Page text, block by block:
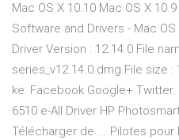
Mac OS X 10.10 Mac OS X
Software and Drivers - Mac OS
Driver Version : 12.14.0 File
series_v12.14.0.dmg File size :
ke: Facebook Google+
6510 e-All Driver HP
Télécharger de ... Pilotes pour